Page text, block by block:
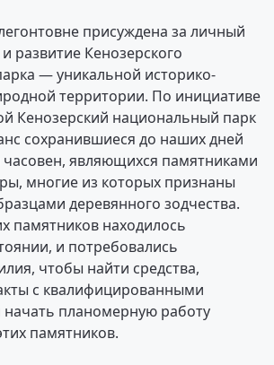
присуждена за личный
развитие Кенозерского
— уникальной историко-
территории. По инициативе
Кенозерский национальный парк
сохранившиеся до наших дней
часовен, являющихся памятниками
многие из которых признаны
деревянного зодчества.
памятников находилось
и потребовались
чтобы найти средства,
с квалифицированными
начать планомерную работу
памятников.